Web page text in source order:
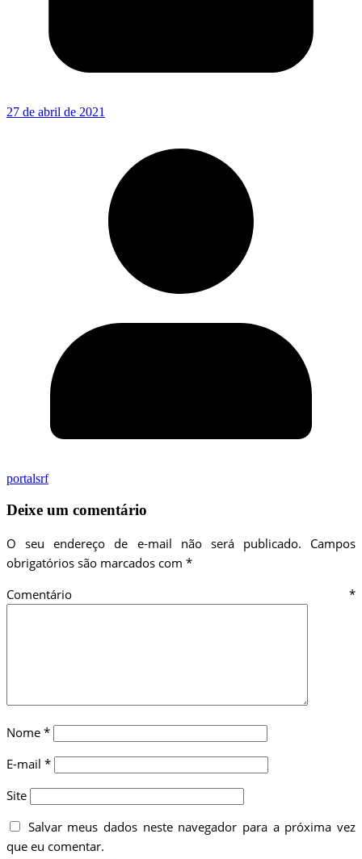
27 de abril de 2021
portalsrf
Deixe um comentário
O seu endereço de e-mail não será publicado.
Campos
obrigatórios são marcados com *
Comentário *
Nome *
E-mail *
Site
Salvar meus dados neste navegador para a próxima vez
que eu comentar.